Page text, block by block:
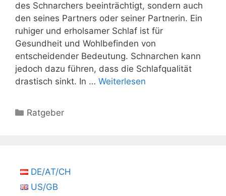
des Schnarchers beeinträchtigt, sondern auch
den seines Partners oder seiner Partnerin. Ein
ruhiger und erholsamer Schlaf ist für
Gesundheit und Wohlbefinden von
entscheidender Bedeutung. Schnarchen kann
jedoch dazu führen, dass die Schlafqualität
drastisch sinkt. In … Weiterlesen
Kategorien
Ratgeber
DE/AT/CH
US/GB